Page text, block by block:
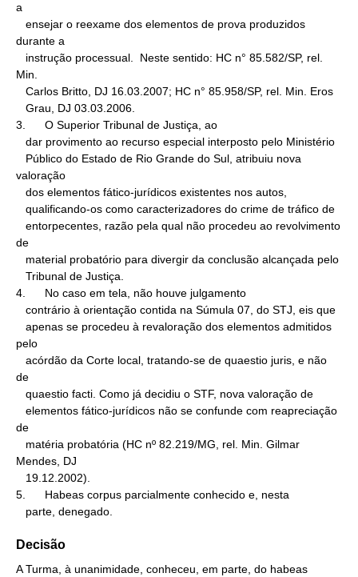
a
durante a
Min.
3.      O Superior Tribunal de Justiça, ao
valoração
de
4.      No caso em tela, não houve julgamento
pelo
de
de
Mendes, DJ
5.      Habeas corpus parcialmente conhecido e, nesta
   parte, denegado.
Decisão
A Turma, à unanimidade, conheceu, em parte, do habeas